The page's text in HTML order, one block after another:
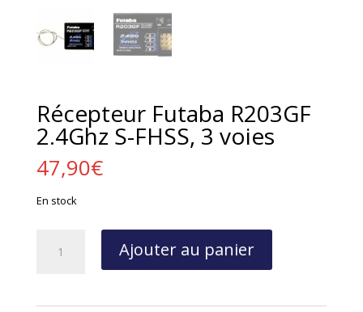
Récepteur Futaba R203GF
2.4Ghz S-FHSS, 3 voies
47,90€
En stock
Ajouter au panier